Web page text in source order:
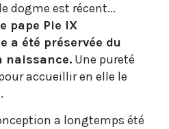
dogme est récent...
pape Pie IX
a été préservée du
naissance. Une pureté
accueillir en elle le
a longtemps été